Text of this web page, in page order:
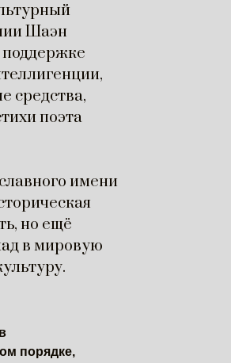
Шаэн
средства,
поэта
имени
но ещё
в мировую
порядке,